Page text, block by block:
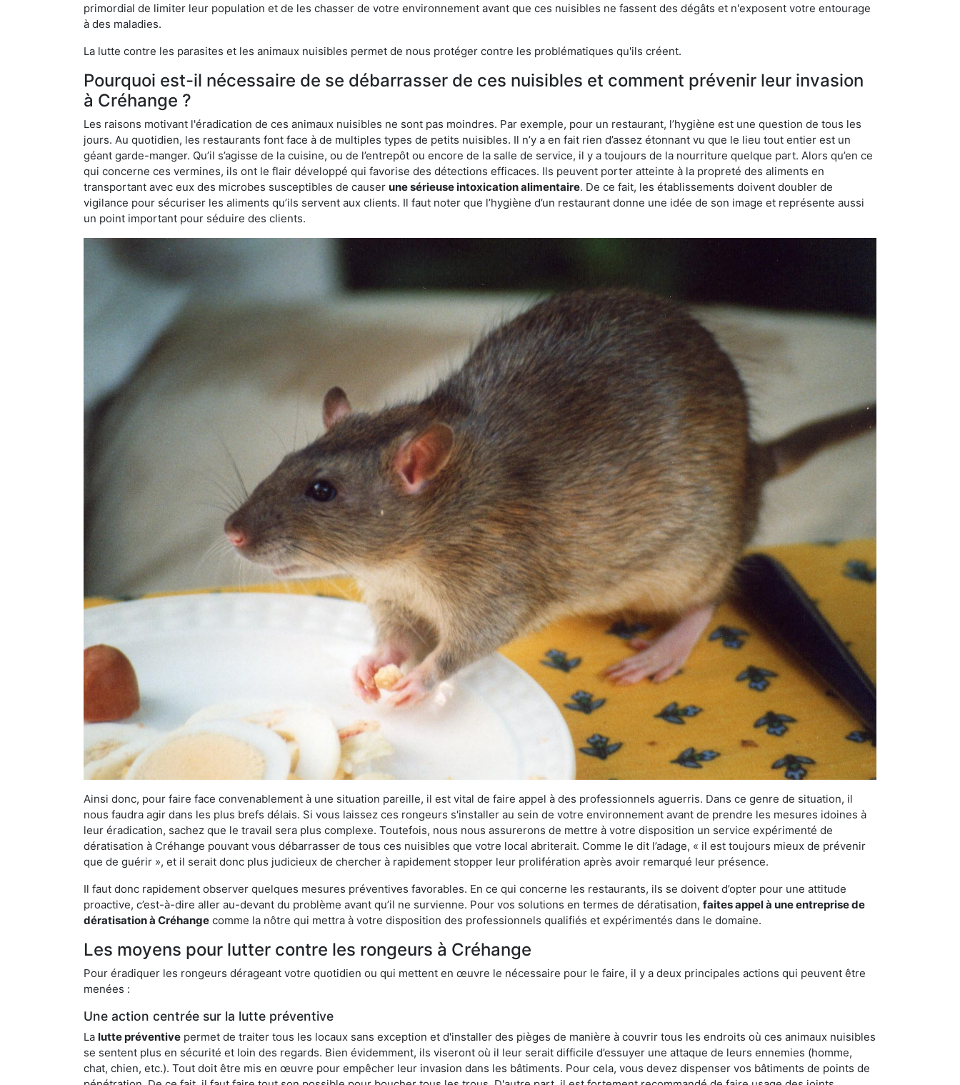
primordial de limiter leur population et de les chasser de votre environnement avant que ces nuisibles ne fassent des dégâts et n'exposent votre entourage
à des maladies.
La lutte contre les parasites et les animaux nuisibles permet de nous protéger contre les problématiques qu'ils créent.
Pourquoi est-il nécessaire de se débarrasser de ces nuisibles et comment prévenir leur invasion
à Créhange ?
Les raisons motivant l'éradication de ces animaux nuisibles ne sont pas moindres. Par exemple, pour un restaurant, l’hygiène est une question de tous les
jours. Au quotidien, les restaurants font face à de multiples types de petits nuisibles. Il n’y a en fait rien d’assez étonnant vu que le lieu tout entier est un
géant garde-manger. Qu’il s’agisse de la cuisine, ou de l’entrepôt ou encore de la salle de service, il y a toujours de la nourriture quelque part. Alors qu’en ce
qui concerne ces vermines, ils ont le flair développé qui favorise des détections efficaces. Ils peuvent porter atteinte à la propreté des aliments en
transportant avec eux des microbes susceptibles de causer une sérieuse intoxication alimentaire. De ce fait, les établissements doivent doubler de
vigilance pour sécuriser les aliments qu’ils servent aux clients. Il faut noter que l’hygiène d’un restaurant donne une idée de son image et représente aussi
un point important pour séduire des clients.
Ainsi donc, pour faire face convenablement à une situation pareille, il est vital de faire appel à des professionnels aguerris. Dans ce genre de situation, il
nous faudra agir dans les plus brefs délais. Si vous laissez ces rongeurs s'installer au sein de votre environnement avant de prendre les mesures idoines à
leur éradication, sachez que le travail sera plus complexe. Toutefois, nous nous assurerons de mettre à votre disposition un service expérimenté de
dératisation à Créhange pouvant vous débarrasser de tous ces nuisibles que votre local abriterait. Comme le dit l’adage, « il est toujours mieux de prévenir
que de guérir », et il serait donc plus judicieux de chercher à rapidement stopper leur prolifération après avoir remarqué leur présence.
Il faut donc rapidement observer quelques mesures préventives favorables. En ce qui concerne les restaurants, ils se doivent d’opter pour une attitude
proactive, c’est-à-dire aller au-devant du problème avant qu’il ne survienne. Pour vos solutions en termes de dératisation, faites appel à une entreprise de
dératisation à Créhange comme la nôtre qui mettra à votre disposition des professionnels qualifiés et expérimentés dans le domaine.
Les moyens pour lutter contre les rongeurs à Créhange
Pour éradiquer les rongeurs dérageant votre quotidien ou qui mettent en œuvre le nécessaire pour le faire, il y a deux principales actions qui peuvent être
menées :
Une action centrée sur la lutte préventive
La lutte préventive permet de traiter tous les locaux sans exception et d'installer des pièges de manière à couvrir tous les endroits où ces animaux nuisibles
se sentent plus en sécurité et loin des regards. Bien évidemment, ils viseront où il leur serait difficile d’essuyer une attaque de leurs ennemies (homme,
chat, chien, etc.). Tout doit être mis en œuvre pour empêcher leur invasion dans les bâtiments. Pour cela, vous devez dispenser vos bâtiments de points de